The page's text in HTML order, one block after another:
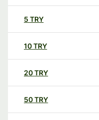
5 TRY
10TRY
20TRY
50TRY